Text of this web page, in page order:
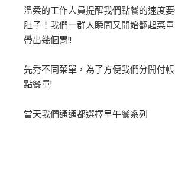
溫柔的工作人員提醒我們點餐的速度
肚子！我們一群人瞬間又開始翻起菜
帶出幾個胃!!
先秀不同菜單，為了方便我們分開付
點餐單!
當天我們通通都選擇早午餐系列